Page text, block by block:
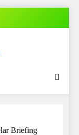
Briefing